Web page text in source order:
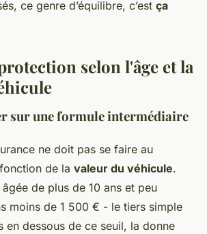
ce genre d’équilibre, c’est ça
selon l'âge et la
sur une formule intermédiaire
ne doit pas se faire au
de la valeur du véhicule.
de plus de 10 ans et peu
moins de 1 500 € - le tiers simple
en dessous de ce seuil, la donne